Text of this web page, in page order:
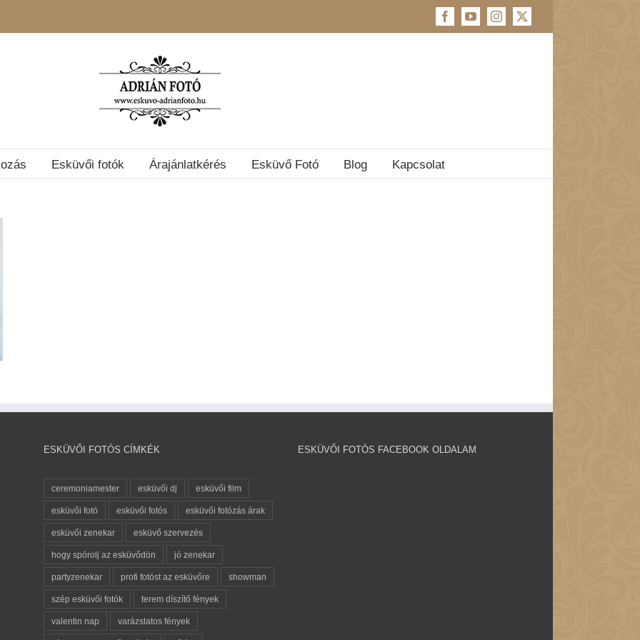
FacebookYouTubeInstagram
X
Esküvői fotók Árajánlatkérés Esküvő Fotó Blog Kapcsolat
ESKÜVŐI FOTÓS CÍMKÉK
ceremoniamester esküvői dj esküvői film
esküvői fotó esküvői fotós esküvői fotózás árak
esküvői zenekar esküvő szervezés
hogy spórolj az esküvődön jó zenekar
partyzenekar profi fotóst az esküvőre showman
szép esküvői fotók terem díszítő fények
valentin nap varázslatos fények
ESKÜVŐI FOTÓS FACEBOOK OLDALAM